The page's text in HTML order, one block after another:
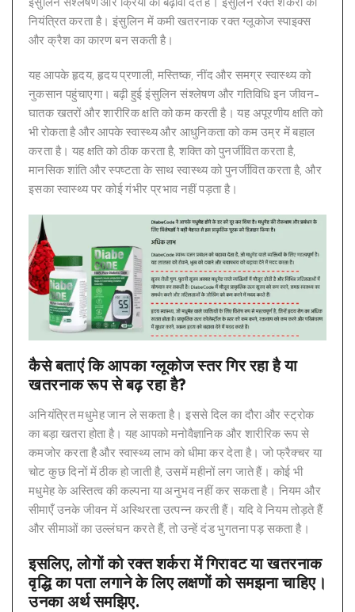
नियंत्रित करता है। इंसुलिन में कमी खतरनाक रक्त ग्लूकोज स्पाइक्स
और क्रैश का कारण बन सकती है।
यह आपके हृदय, हृदय प्रणाली, मस्तिष्क, नींद और समग्र स्वास्थ्य को
नुकसान पहुंचाएगा। बढ़ी हुई इंसुलिन संश्लेषण और गतिविधि इन जीवन-
घातक खतरों और शारीरिक क्षति को कम करती है। यह अपूरणीय क्षति को
भी रोकता है और आपके स्वास्थ्य और आधुनिकता को कम उम्र में बहाल
करता है। यह क्षति को ठीक करता है, शक्ति को पुनर्जीवित करता है,
मानसिक शांति और स्पष्टता के साथ स्वास्थ्य को पुनर्जीवित करता है, और
इसका स्वास्थ्य पर कोई गंभीर प्रभाव नहीं पड़ता है।
कैसे बताएं कि आपका ग्लूकोज स्तर गिर रहा है या
खतरनाक रूप से बढ़ रहा है?
अनियंत्रित मधुमेह जान ले सकता है। इससे दिल का दौरा और स्ट्रोक
का बड़ा खतरा होता है। यह आपको मनोवैज्ञानिक और शारीरिक रूप से
कमजोर करता है और स्वास्थ्य लाभ को धीमा कर देता है। जो फ्रैक्चर या
चोट कुछ दिनों में ठीक हो जाती है, उसमें महीनों लग जाते हैं। कोई भी
मधुमेह के अस्तित्व की कल्पना या अनुभव नहीं कर सकता है। नियम और
सीमाएँ उनके जीवन में अस्थिरता उत्पन्न करती हैं। यदि वे नियम तोड़ते हैं
और सीमाओं का उल्लंघन करते हैं, तो उन्हें दंड भुगतना पड़ सकता है।
इसलिए, लोगों को रक्त शर्करा में गिरावट या खतरनाक
वृद्धि का पता लगाने के लिए लक्षणों को समझना चाहिए।
उनका अर्थ समझिए.